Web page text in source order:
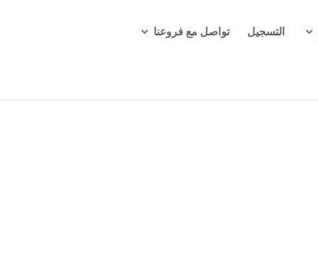
التسجيل
تواصل مع فروعنا